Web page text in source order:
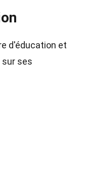
d'éducation et
ses